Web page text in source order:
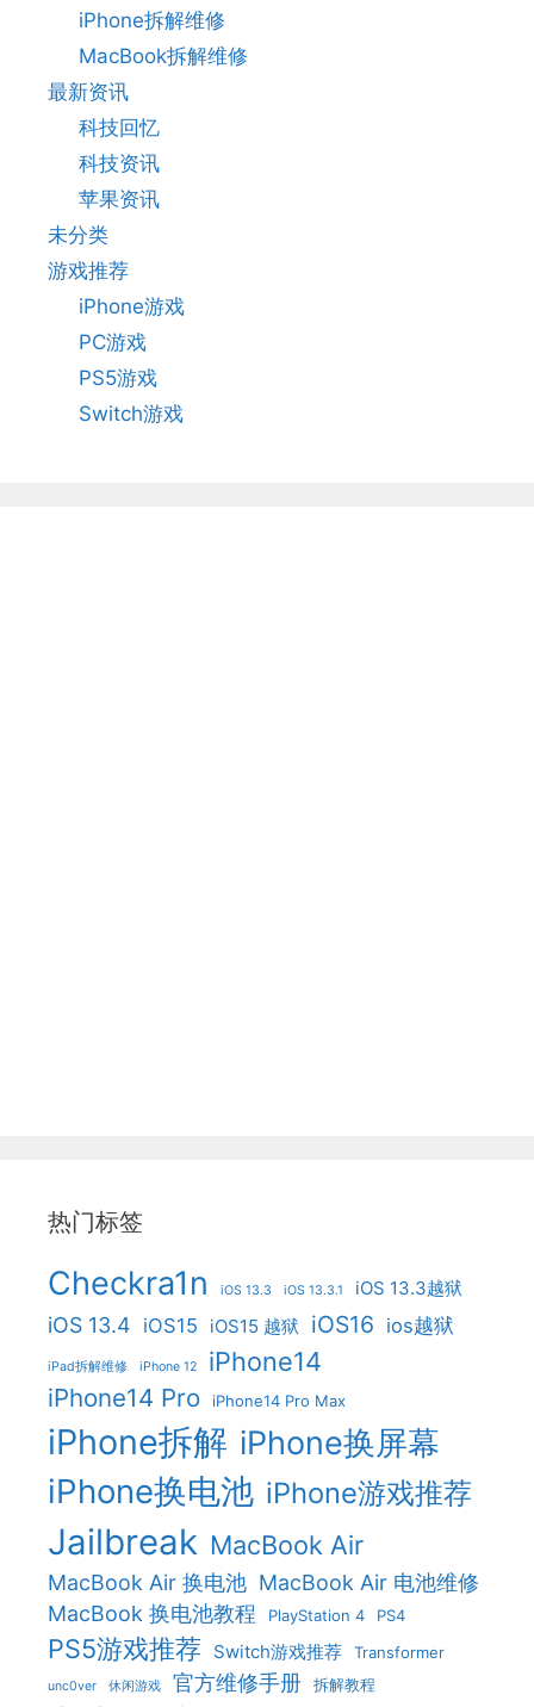
iPhone拆解维修
MacBook拆解维修
最新资讯
科技回忆
科技资讯
苹果资讯
未分类
游戏推荐
iPhone游戏
PC游戏
PS5游戏
Switch游戏
热门标签
Checkra1n iOS 13.3 iOS 13.3.1 iOS 13.3越狱
iOS 13.4 iOS15 iOS15 越狱 iOS16 ios越狱
iPad拆解维修 iPhone 12 iPhone14
iPhone14 Pro iPhone14 Pro Max
iPhone拆解 iPhone换屏幕
iPhone换电池 iPhone游戏推荐
Jailbreak MacBook Air
MacBook Air 换电池 MacBook Air 电池维修
MacBook 换电池教程
PlayStation 4 PS4
PS5游戏推荐 Switch游戏推荐 Transformer
unc0ver 休闲游戏 官方维修手册 拆解教程